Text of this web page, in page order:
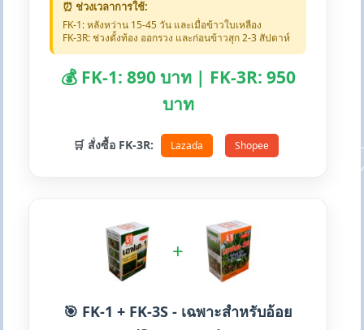
⏰ ช่วงเวลาการใช้:
FK-1: หลังหว่าน 15-45 วัน และเมื่อข้าวใบเหลือง
FK-3R: ช่วงตั้งท้อง ออกรวง และก่อนข้าวสุก 2-3 สัปดาห์
💰 FK-1: 890 บาท | FK-3R: 950
บาท
🛒 สั่งซื้อ FK-3R: Lazada Shopee
+
🎯 FK-1 + FK-3S - เฉพาะสำหรับอ้อย